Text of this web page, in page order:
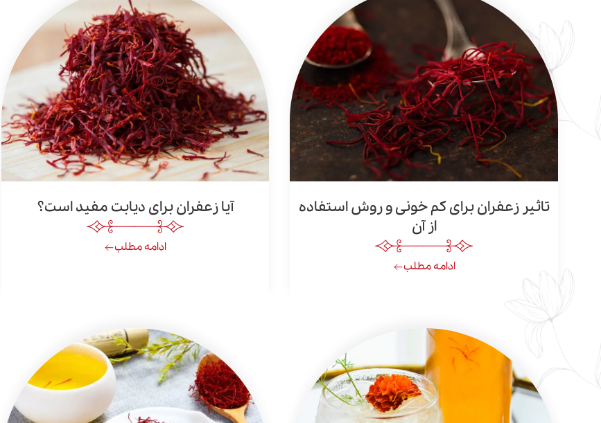
تاثیر زعفران برای کم خونی و روش استفاده
از آن
ادامه مطلب
آیا زعفران برای دیابت مفید است؟
ادامه مطلب